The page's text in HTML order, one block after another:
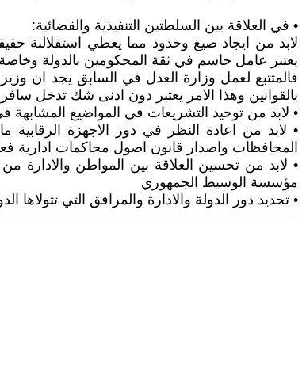
• في العلاقة بين السلطتين التنفيذية والقضائية:
لابد من ايجاد صيغ وحدود مما يعطي استقلالىة
يعتبر عامل حاسم في ثقة المحكومين بالدولة
فالمتتبع لعمل وزارة العدل في السابق يجد ان
بالقوانين وهذا الامر يعتبر دون ادنى شك تدخل
• لابد من توحيد التشريعات في المواضيع المشابهة
• لابد من اعادة النظر في دور الاجهزة الرقابية
المحافظات واصدار قانون اصول محاكمات ادارية
• لابد من تحسين العلاقة بين المواطن والادارة
مؤسسة الوسيط الجمهوري
• تحديد دور الدولة والادارة والمرافق التي